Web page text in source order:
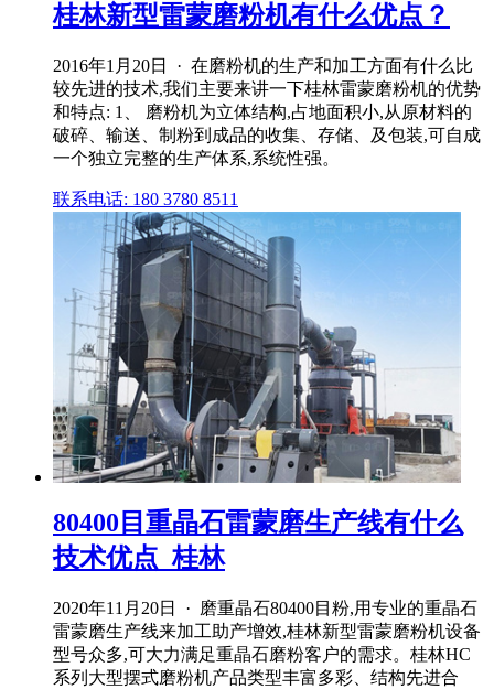
桂林新型雷蒙磨粉机有什么优点？
2016年1月20日 · 在磨粉机的生产和加工方面有什么比
较先进的技术,我们主要来讲一下桂林雷蒙磨粉机的优势
和特点: 1、 磨粉机为立体结构,占地面积小,从原材料的
破碎、输送、制粉到成品的收集、存储、及包装,可自成
一个独立完整的生产体系,系统性强。
联系电话: 180 3780 8511
80400目重晶石雷蒙磨生产线有什么
技术优点_桂林
2020年11月20日 · 磨重晶石80400目粉,用专业的重晶石
雷蒙磨生产线来加工助产增效,桂林新型雷蒙磨粉机设备
型号众多,可大力满足重晶石磨粉客户的需求。桂林HC
系列大型摆式磨粉机产品类型丰富多彩、结构先进合